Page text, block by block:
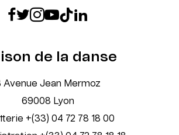
de la danse
Avenue Jean Mermoz
69008 Lyon
+(33) 04 72 78 18 00